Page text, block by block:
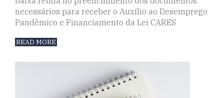
necessários para receber o Auxílio ao Desemprego
Pandêmico e Financiamento da Lei CARES
READ MORE